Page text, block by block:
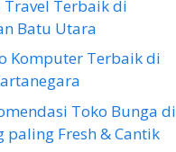
Travel Terbaik di
Batu Utara
Komputer Terbaik di
Toko Bunga di
paling Fresh & Cantik